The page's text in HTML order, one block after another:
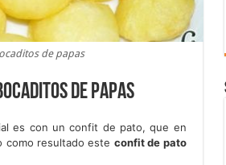
de papas
de papas
es con un confit de pato, que en
como resultado este confit de pato